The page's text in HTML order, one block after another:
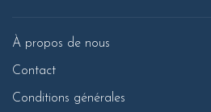
À propos de nous
Contact
Conditions générales